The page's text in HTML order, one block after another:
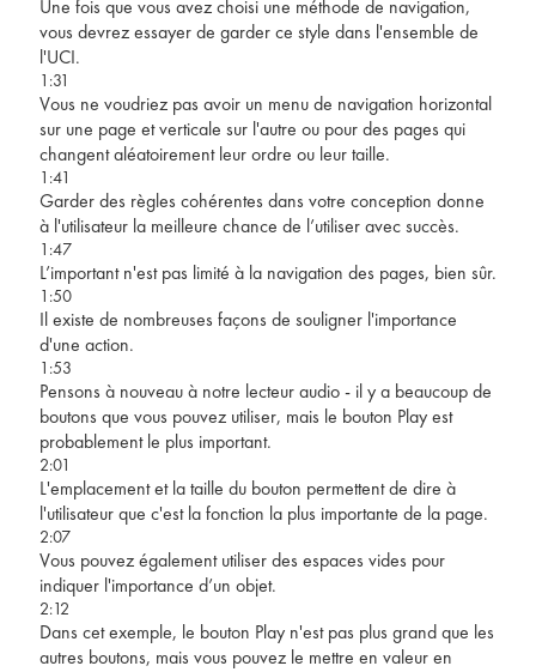
Une fois que vous avez choisi une méthode de navigation,
vous devrez essayer de garder ce style dans l'ensemble de
l'UCI.
1:31
Vous ne voudriez pas avoir un menu de navigation horizontal
sur une page et verticale sur l'autre ou pour des pages qui
changent aléatoirement leur ordre ou leur taille.
1:41
Garder des règles cohérentes dans votre conception donne
à l'utilisateur la meilleure chance de l’utiliser avec succès.
1:47
L’important n'est pas limité à la navigation des pages, bien sûr.
1:50
Il existe de nombreuses façons de souligner l'importance
d'une action.
1:53
Pensons à nouveau à notre lecteur audio - il y a beaucoup de
boutons que vous pouvez utiliser, mais le bouton Play est
probablement le plus important.
2:01
L'emplacement et la taille du bouton permettent de dire à
l'utilisateur que c'est la fonction la plus importante de la page.
2:07
Vous pouvez également utiliser des espaces vides pour
indiquer l'importance d’un objet.
2:12
Dans cet exemple, le bouton Play n'est pas plus grand que les
autres boutons, mais vous pouvez le mettre en valeur en